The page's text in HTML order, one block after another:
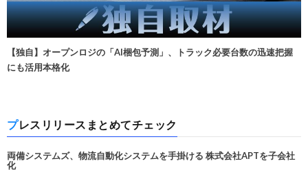
【独自】オープンロジの「AI梱包予測」、トラック必要台数の迅速把握
にも活用本格化
プレスリリースまとめてチェック
両備システムズ、物流自動化システムを手掛ける 株式会社APTを子会社
化